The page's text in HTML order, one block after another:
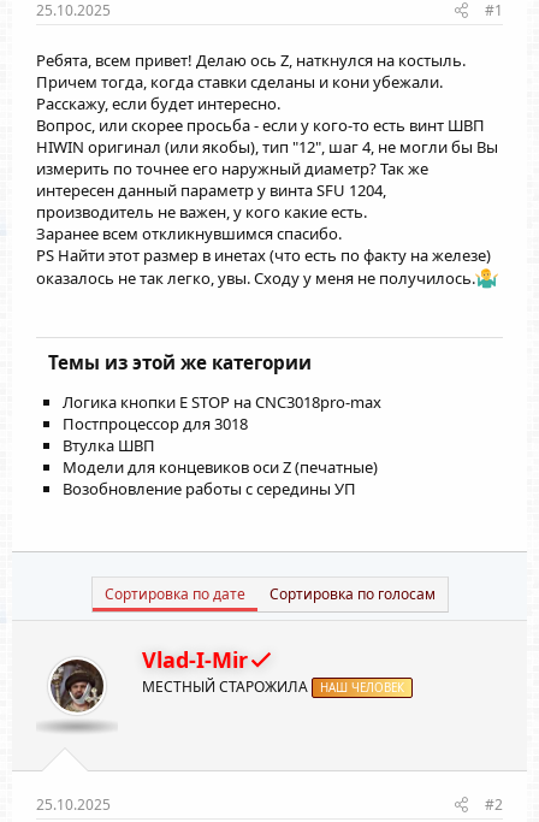
25.10.2025 #1
Ребята, всем привет! Делаю ось Z, наткнулся на костыль.
Причем тогда, когда ставки сделаны и кони убежали.
Расскажу, если будет интересно.
Вопрос, или скорее просьба - если у кого-то есть винт ШВП
HIWIN оригинал (или якобы), тип "12", шаг 4, не могли бы Вы
измерить по точнее его наружный диаметр? Так же
интересен данный параметр у винта SFU 1204,
производитель не важен, у кого какие есть.
Заранее всем откликнувшимся спасибо.
PS Найти этот размер в инетах (что есть по факту на железе)
оказалось не так легко, увы. Сходу у меня не получилось.
Темы из этой же категории
Логика кнопки E STOP на CNC3018pro-max
Постпроцессор для 3018
Втулка ШВП
Модели для концевиков оси Z (печатные)
Возобновление работы с середины УП
Сортировка по дате Сортировка по голосам
Vlad-I-Mir
МЕСТНЫЙ СТАРОЖИЛА НАШ ЧЕЛОВЕК
25.10.2025 #2